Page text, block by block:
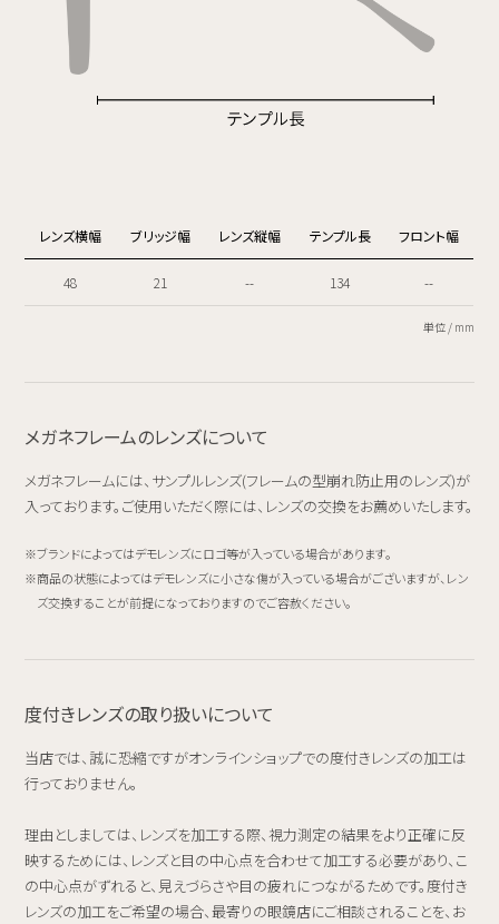
レンズ横幅 ブリッジ幅 レンズ縦幅 テンプル長 フロント幅
48 21 -- 134 --
単位 / mm
メガネフレームのレンズについて
メガネフレームには、サンプルレンズ(フレームの型崩れ防止用のレンズ)が
入っております。ご使用いただく際には、レンズの交換をお薦めいたします。
ブランドによってはデモレンズにロゴ等が入っている場合があります。
商品の状態によってはデモレンズに小さな傷が入っている場合がございますが、レン
ズ交換することが前提になっておりますのでご容赦ください。
度付きレンズの取り扱いについて
当店では、誠に恐縮ですがオンラインショップでの度付きレンズの加工は
行っておりません。
理由としましては、レンズを加工する際、視力測定の結果をより正確に反
映するためには、レンズと目の中心点を合わせて加工する必要があり、こ
の中心点がずれると、見えづらさや目の疲れにつながるためです。度付き
レンズの加工をご希望の場合、最寄りの眼鏡店にご相談されることを、お